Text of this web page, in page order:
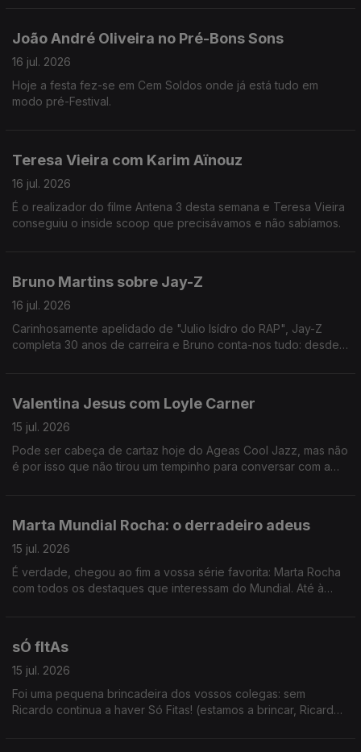
João André Oliveira no Pré-Bons Sons
16 jul. 2026
Hoje a festa fez-se em Cem Soldos onde já está tudo em
modo pré-Festival.
Teresa Vieira com Karim Aïnouz
16 jul. 2026
É o realizador do filme Antena 3 desta semana e Teresa Vieira
conseguiu o inside scoop que precisávamos e não sabíamos.
Bruno Martins sobre Jay-Z
16 jul. 2026
Carinhosamente apelidado de "Julio Isídro do RAP", Jay-Z
completa 30 anos de carreira e Bruno conta-nos tudo: desde
Valentina Jesus com Loyle Carner
15 jul. 2026
Pode ser cabeça de cartaz hoje do Ageas Cool Jazz, mas não
é por isso que não tirou um tempinho para conversar com a
Marta Mundial Rocha: o derradeiro adeus
15 jul. 2026
É verdade, chegou ao fim a vossa série favorita: Marta Rocha
com todos os destaques que interessam do Mundial. Até à
sÓ fItAs
15 jul. 2026
Foi uma pequena brincadeira dos vossos colegas: sem
Ricardo continua a haver Só Fitas! (estamos a brincar, Ricardo